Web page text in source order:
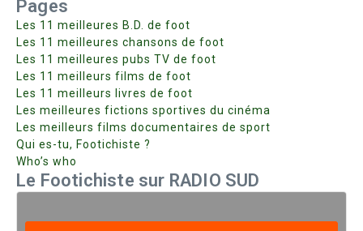
Pages
Les 11 meilleures B.D. de foot
Les 11 meilleures chansons de foot
Les 11 meilleures pubs TV de foot
Les 11 meilleurs films de foot
Les 11 meilleurs livres de foot
Les meilleures fictions sportives du cinéma
Les meilleurs films documentaires de sport
Qui es-tu, Footichiste ?
Who’s who
Le Footichiste sur RADIO SUD